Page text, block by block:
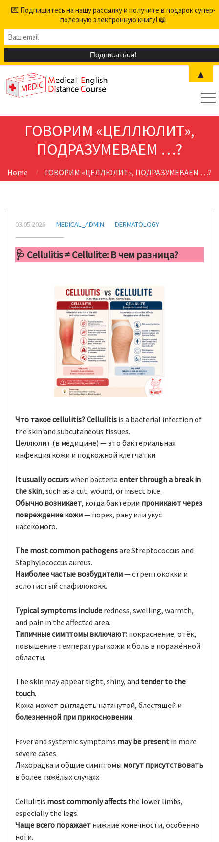
ГОВОРИМ «ЦЕЛЛЮЛИТ»,
ПОДРАЗУМЕВАЕМ …?
Home ГОВОРИМ «ЦЕЛЛЮЛИТ», ПОДРАЗУМЕВАЕМ …?
03.05.2026 MEDICAL_ADMIN DERMATOLOGY
🩺 Cellulitis ≠ Cellulite: В чем разница?
Что такое cellulitis? Cellulitis is a bacterial infection of
the skin and subcutaneous tissues.
Целлюлит (в медицине) — это бактериальная
инфекция кожи и подкожной клетчатки.
It usually occurswhen bacteria enter througha break in
the skin, such as a cut, wound, or insect bite.
Обычно возникает, когда бактерии проникают через
повреждение кожи— порез, рану или укус
насекомого.
The most common pathogensare Streptococcus and
Staphylococcus aureus.
Наиболее частые возбудители— стрептококки и
золотистый стафилококк.
Typical symptoms include redness, swelling, warmth,
and pain in the affected area.
Типичные симптомы включают: покраснение, отёк,
повышение температуры кожи и боль в поражённой
области.
The skin may appear tight, shiny, and tender to the
touch.
Кожа может выглядеть натянутой, блестящей и
болезненной при прикосновении.
Fever and systemic symptoms may be present in more
severe cases.
Лихорадка и общие симптомы могут присутствовать
в более тяжёлых случаях.
Cellulitis most commonly affects the lower limbs,
especially the legs.
Чаще всего поражает нижние конечности, особенно
ноги.
💌 Подпишитесь на нашу рассылку и получите в подарок супер-
полезную электронную книгу! 📖
▲